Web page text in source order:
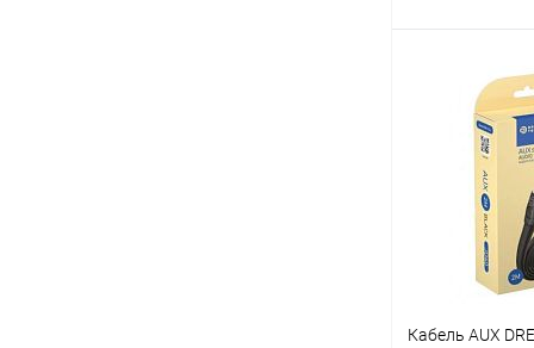
В
Купить в 1
В избранное
Кабель AUX